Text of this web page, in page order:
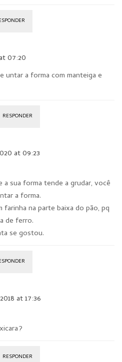
07:20
untar a forma com manteiga e
RESPONDER
at 09:23
a sua forma tende a grudar, você
a forma.
farinha na parte baixa do pão, pq
de ferro.
se gostou.
at 17:36
RESPONDER